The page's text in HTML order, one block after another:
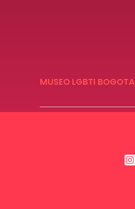
MUSEO LGBTI BOGOTA